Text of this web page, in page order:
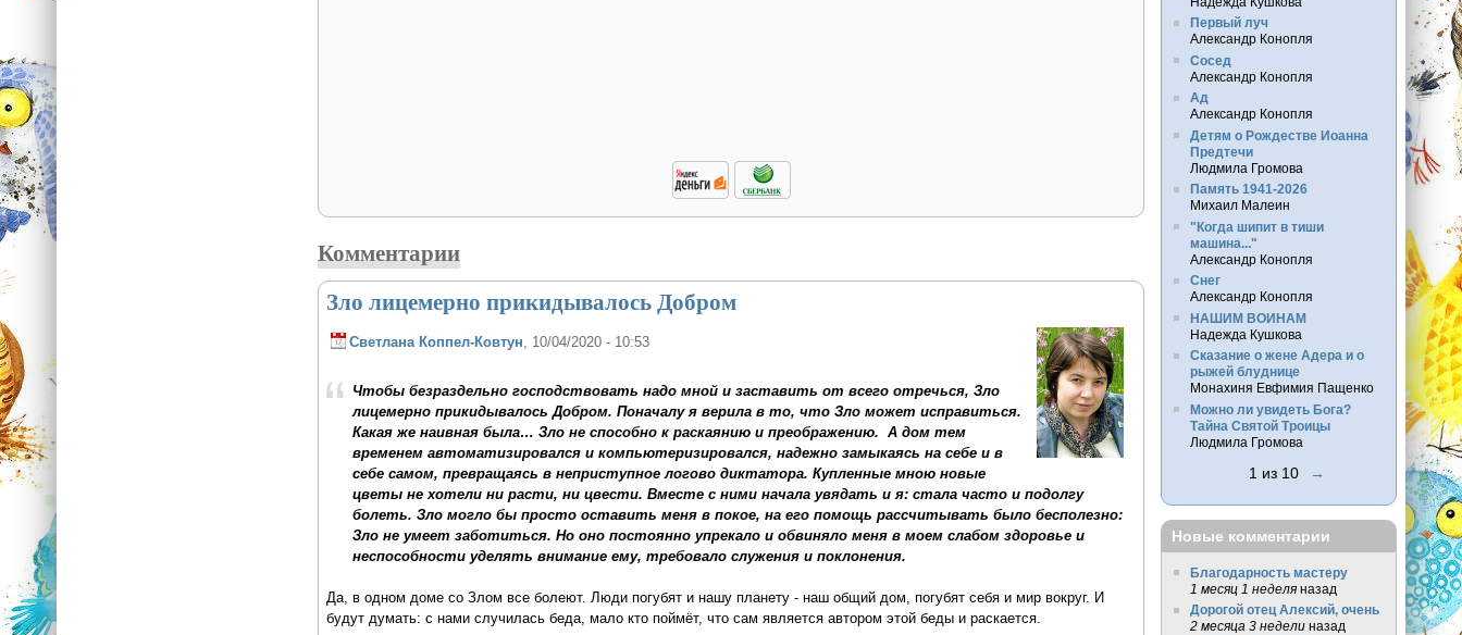
Комментарии
Зло лицемерно прикидывалось Добром
Светлана Коппел-Ковтун, 10/04/2020 - 10:53
Чтобы безраздельно господствовать надо мной и заставить от всего отречься, Зло
лицемерно прикидывалось Добром. Поначалу я верила в то, что Зло может исправиться.
Какая же наивная была… Зло не способно к раскаянию и преображению. А дом тем
временем автоматизировался и компьютеризировался, надежно замыкаясь на себе и в
себе самом, превращаясь в неприступное логово диктатора. Купленные мною новые
цветы не хотели ни расти, ни цвести. Вместе с ними начала увядать и я: стала часто и подолгу
болеть. Зло могло бы просто оставить меня в покое, на его помощь рассчитывать было бесполезно:
Зло не умеет заботиться. Но оно постоянно упрекало и обвиняло меня в моем слабом здоровье и
неспособности уделять внимание ему, требовало служения и поклонения.
Да, в одном доме со Злом все болеют. Люди погубят и нашу планету - наш общий дом, погубят себя и мир вокруг. И
будут думать: с нами случилась беда, мало кто поймёт, что сам является автором этой беды и раскается.
Первый луч
Александр Конопля
Сосед
Александр Конопля
Ад
Александр Конопля
Детям о Рождестве Иоанна
Предтечи
Людмила Громова
Память 1941-2026
Михаил Малеин
"Когда шипит в тиши
машина..."
Александр Конопля
Снег
Александр Конопля
НАШИМ ВОИНАМ
Надежда Кушкова
Сказание о жене Адера и о
рыжей блуднице
Монахиня Евфимия Пащенко
Можно ли увидеть Бога?
Тайна Святой Троицы
Людмила Громова
1 из 10 →
Новые комментарии
Благодарность мастеру
1 месяц 1 неделяназад
Дорогой отец Алексий, очень
2 месяца 3 неделиназад